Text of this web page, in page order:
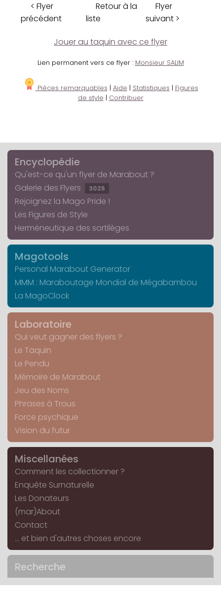
< Flyer
précédent
Retour à la
liste
Flyer
suivant >
Jouer au taquin avec ce flyer
Lien permanent vers ce flyer : Monsieur SALIM
Pièces remarquables | Aide | Statistiques | Figures
de style | Contribuer
Encyclopédie
Qu'est-ce qu'un flyer de Marabout ?
Galerie des Flyers
3025
Rejoignez la Mago Pride !
Les Figures de Style
Herméneutique des sortilèges
Magotools
Personal Marabout Generator
MMM : Maraboutage Mondial de Mégabambou
La MagoClock
Laboratoire
Qui veut gagner des flyers ?
Le Taquin
Le Pendu
Mémoire de Marabout
Jeu des Noms
Phrases à Trous
Force psychique
Vision du futur
Miscellanées
Comment les collectionner ?
Enquête Surnaturelle
Les Donateurs
(mar)About
Contact
... et bien d'autres choses encore
Recherche